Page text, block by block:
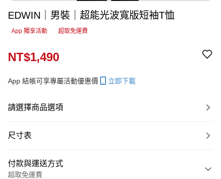
EDWIN｜男裝｜超能光波寬版短袖T恤
App 獨享活動 超取免運費
NT$1,490
App 結帳可享專屬活動優惠價 立即下載
請選擇商品選項
尺寸表
付款與運送方式
超取免運費